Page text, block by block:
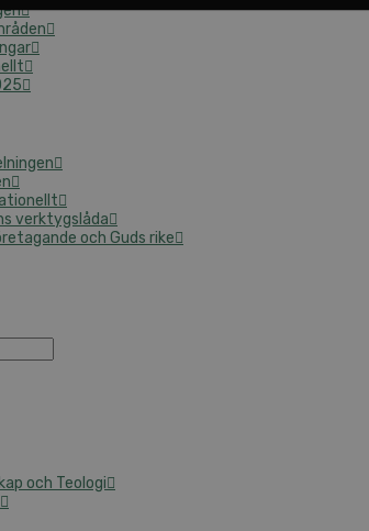
verktygslåda
och Guds rike
och Teologi